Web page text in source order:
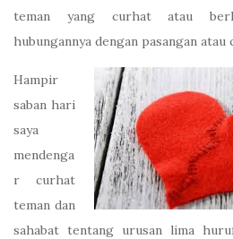
teman yang curhat atau
hubungannya dengan pasangan atau
Hampir
saban hari
saya
mendenga
r curhat
teman dan
sahabat tentang urusan lima